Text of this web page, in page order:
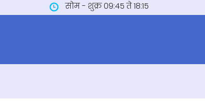
सोम - शुक्र 09:45 ते 18:15